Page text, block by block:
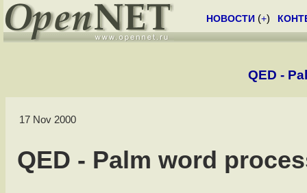
НОВОСТИ (+)
QED -
17 Nov 2000
QED - Palm word